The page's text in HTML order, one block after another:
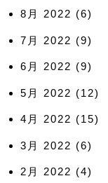
8月 2022 (6)
7月 2022 (9)
6月 2022 (9)
5月 2022 (12)
4月 2022 (15)
3月 2022 (6)
2月 2022 (4)